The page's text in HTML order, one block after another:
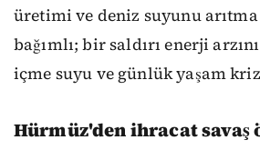
üretimi ve deniz suyunu
bağımlı; bir saldırı enerji
içme suyu ve günlük yaşam
Hürmüz'den ihracat savaş